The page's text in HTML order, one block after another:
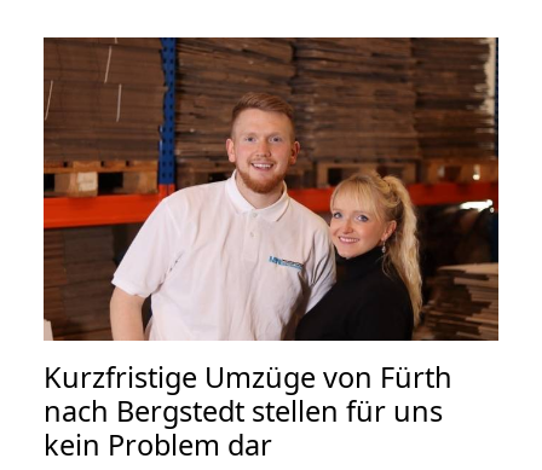
Kurzfristige Umzüge von Fürth
nach Bergstedt stellen für uns
kein Problem dar